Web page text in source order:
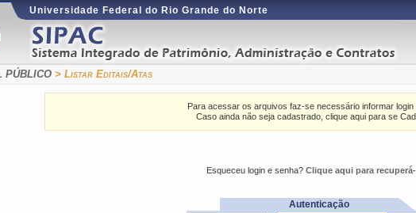
Universidade Federal do Rio Grande do Norte
PÚBLICO > Listar Editais/Atas
Para acessar os arquivos faz-se necessário informar login
Caso ainda não seja cadastrado, clique aqui para se
Esqueceu login e senha? Clique aqui para
Autenticação